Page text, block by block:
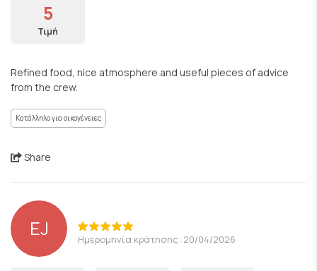
5
Τιμή
Refined food, nice atmosphere and useful pieces of advice
from the crew.
Κατάλληλο για οικογένειες
Share
EJ Ημερομηνία κράτησης: 20/04/2026